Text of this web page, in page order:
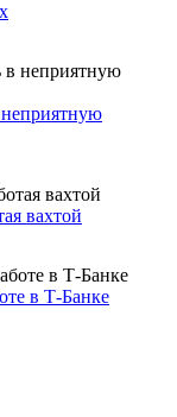
неприятную
вахтой
в Т-Банке